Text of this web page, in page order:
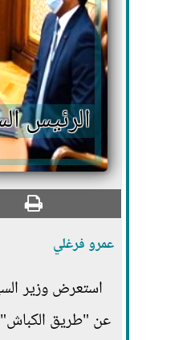
الرئيس
عمرو فرغلي
استعرض وزير
عن "طريق